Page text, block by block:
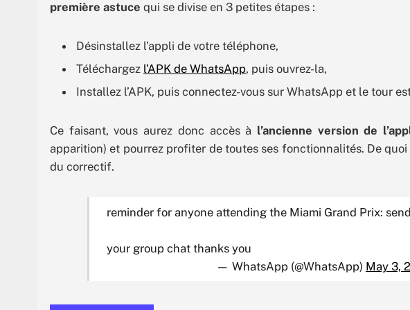
première astuce qui se divise en 3 petites étapes :
Désinstallez l’appli de votre téléphone,
Téléchargez l’APK de WhatsApp, puis ouvrez-la,
Installez l’APK, puis connectez-vous sur WhatsApp et le tour
Ce faisant, vous aurez donc accès à l’ancienne version de
apparition) et pourrez profiter de toutes ses fonctionnalités. De
du correctif.
reminder for anyone attending the Miami Grand Prix:
your group chat thanks you
— WhatsApp (@WhatsApp) May 3,